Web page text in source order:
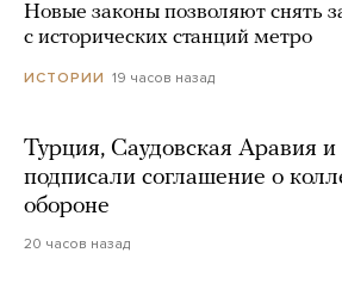
Новые законы позволяют снять
с исторических станций метро
ИСТОРИИ 19 часов назад
Турция, Саудовская Аравия
подписали соглашение о
обороне
20 часов назад